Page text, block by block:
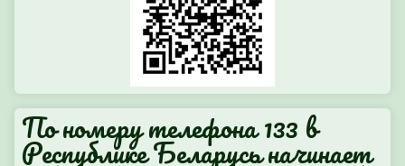
По номеру телефона 133 в
Республике Беларусь начинает